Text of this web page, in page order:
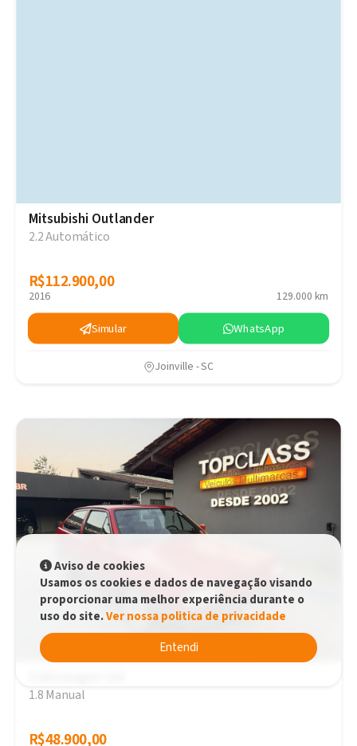
Mitsubishi Outlander
2.2 Automático
R$112.900,00
R$112.900,00
2016 129.000 km
Simular WhatsApp
Joinville - SC
1.8 Manual
R$48.900,00
R$48.900,00
Aviso de cookies
Usamos os cookies e dados de navegação visando
proporcionar uma melhor experiência durante o
uso do site.Ver nossa politica de privacidade
Entendi